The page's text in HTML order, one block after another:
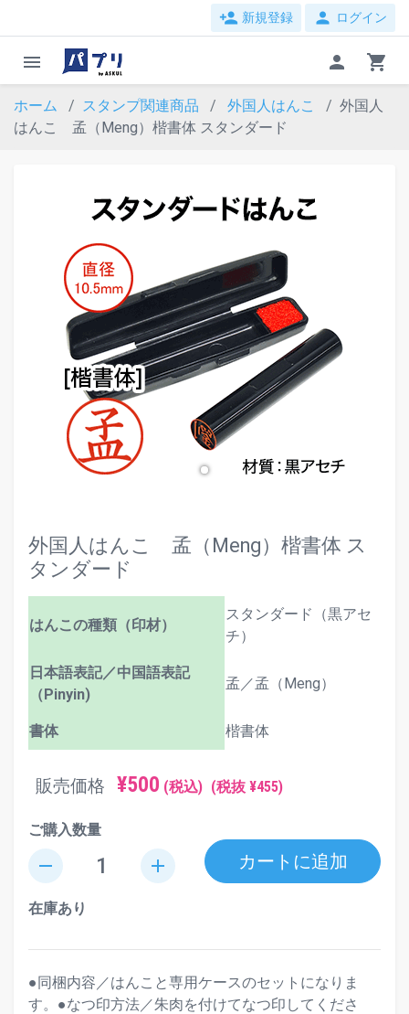
person_add 新規登録 person ログイン
menu person shopping_cart
ホーム スタンプ関連商品 外国人はんこ
外国人
はんこ 孟（Meng）楷書体 スタンダード
外国人はんこ 孟（Meng）楷書体 ス
タンダード
はんこの種類（印材）
スタンダード（黒アセ
チ）
日本語表記／中国語表記
（Pinyin)
孟／孟（Meng）
書体 楷書体
販売価格 ¥500 (税込) (税抜 ¥455)
ご購入数量
remove add カートに追加
在庫あり
●同梱内容／はんこと専用ケースのセットになりま
す。●なつ印方法／朱肉を付けてなつ印してくださ